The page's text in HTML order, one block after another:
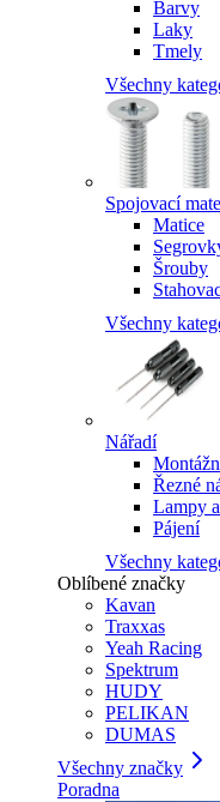
Barvy
Laky
Tmely
Všechny
Spojovací
Matice
Šrouby
Všechny
Nářadí
Řezné
Lampy
Pájení
Všechny
Oblíbené značky
Kavan
Traxxas
Yeah Racing
Spektrum
HUDY
PELIKAN
DUMAS
Všechny značky
Poradna